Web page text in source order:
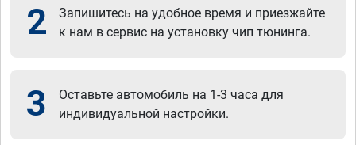
2
Запишитесь на удобное время и приезжайте
к нам в сервис на установку чип тюнинга.
3
Оставьте автомобиль на 1-3 часа для
индивидуальной настройки.